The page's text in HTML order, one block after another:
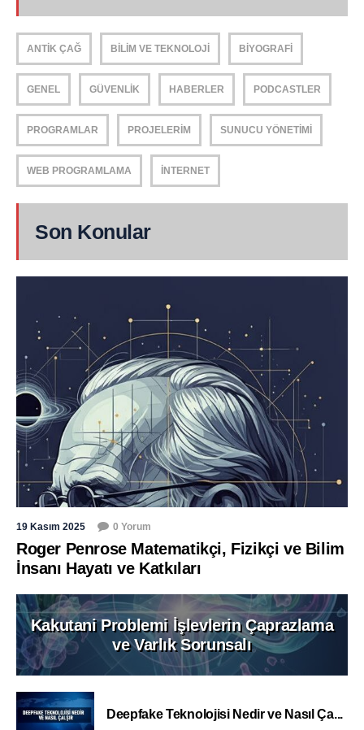
ANTIK ÇAĞ BILIM VE TEKNOLOJI BIYOGRAFI
GENEL GÜVENLIK HABERLER PODCASTLER
PROGRAMLAR PROJELERIM SUNUCU YÖNETIMI
WEB PROGRAMLAMA İNTERNET
Son Konular
19 Kasım 2025 0 Yorum
Roger Penrose Matematikçi, Fizikçi ve Bilim
İnsanı Hayatı ve Katkıları
Kakutani Problemi İşlevlerin Çaprazlama
ve Varlık Sorunsalı
Deepfake Teknolojisi Nedir ve Nasıl Ça...